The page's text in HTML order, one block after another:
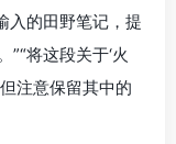
入的田野笔记，提
将这段关于‘火
注意保留其中的